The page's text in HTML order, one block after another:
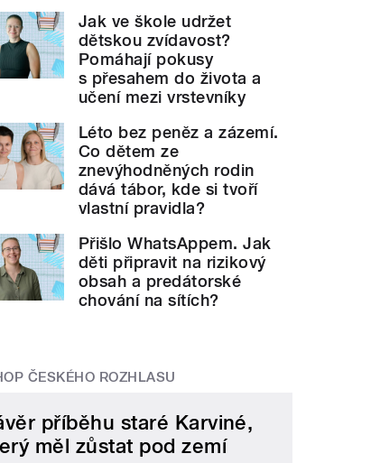
Jak ve škole udržet
dětskou zvídavost?
Pomáhají pokusy
s přesahem do života a
učení mezi vrstevníky
Léto bez peněz a zázemí.
Co dětem ze
znevýhodněných rodin
dává tábor, kde si tvoří
vlastní pravidla?
Přišlo WhatsAppem. Jak
děti připravit na rizikový
obsah a predátorské
chování na sítích?
ČESKÉHO ROZHLASU
příběhu staré Karviné,
měl zůstat pod zemí